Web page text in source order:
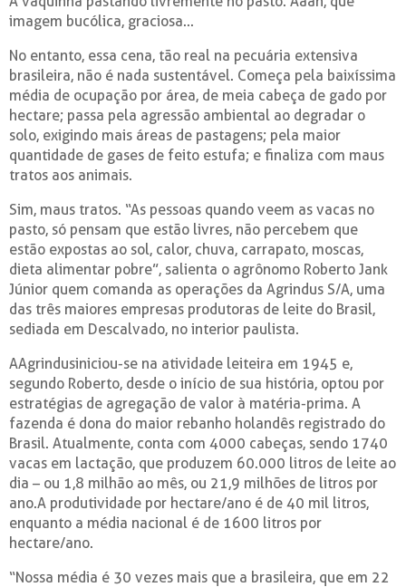
imagem bucólica, graciosa...
No entanto, essa cena, tão real na pecuária extensiva
brasileira, não é nada sustentável. Começa pela baixíssima
média de ocupação por área, de meia cabeça de gado por
hectare; passa pela agressão ambiental ao degradar o
solo, exigindo mais áreas de pastagens; pela maior
quantidade de gases de feito estufa; e finaliza com maus
tratos aos animais.
Sim, maus tratos. “As pessoas quando veem as vacas no
pasto, só pensam que estão livres, não percebem que
estão expostas ao sol, calor, chuva, carrapato, moscas,
dieta alimentar pobre”, salienta o agrônomo Roberto Jank
Júnior quem comanda as operações da Agrindus S/A, uma
das três maiores empresas produtoras de leite do Brasil,
sediada em Descalvado, no interior paulista.
AAgrindusiniciou-se na atividade leiteira em 1945 e,
segundo Roberto, desde o início de sua história, optou por
estratégias de agregação de valor à matéria-prima. A
fazenda é dona do maior rebanho holandês registrado do
Brasil. Atualmente, conta com 4000 cabeças, sendo 1740
vacas em lactação, que produzem 60.000 litros de leite ao
dia – ou 1,8 milhão ao mês, ou 21,9 milhões de litros por
ano.A produtividade por hectare/ano é de 40 mil litros,
enquanto a média nacional é de 1600 litros por
hectare/ano.
“Nossa média é 30 vezes mais que a brasileira, que em 22